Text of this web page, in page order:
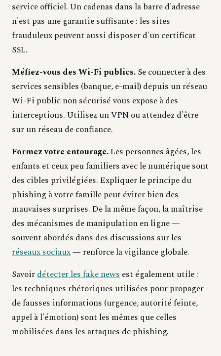
service officiel. Un cadenas dans la barre d'adresse
n'est pas une garantie suffisante : les sites
frauduleux peuvent aussi disposer d'un certificat
SSL.
Méfiez-vous des Wi-Fi publics.Se connecter à des
services sensibles (banque, e-mail) depuis un réseau
Wi-Fi public non sécurisé vous expose à des
interceptions. Utilisez un VPN ou attendez d'être
sur un réseau de confiance.
Formez votre entourage.Les personnes âgées, les
enfants et ceux peu familiers avec le numérique sont
des cibles privilégiées. Expliquer le principe du
phishing à votre famille peut éviter bien des
mauvaises surprises. De la même façon, la maîtrise
des mécanismes de manipulation en ligne —
souvent abordés dans des discussions sur les
réseaux sociaux— renforce la vigilance globale.
Savoirdétecter les fake newsest également utile :
les techniques rhétoriques utilisées pour propager
de fausses informations (urgence, autorité feinte,
appel à l'émotion) sont les mêmes que celles
mobilisées dans les attaques de phishing.